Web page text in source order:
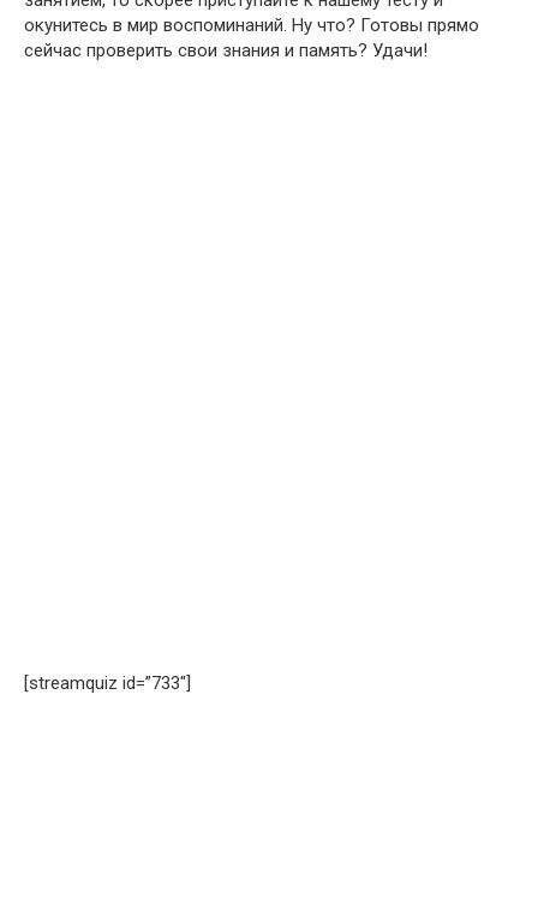
окунитесь в мир воспоминаний. Ну что? Готовы прямо
сейчас проверить свои знания и память? Удачи!
[streamquiz id=”733″]